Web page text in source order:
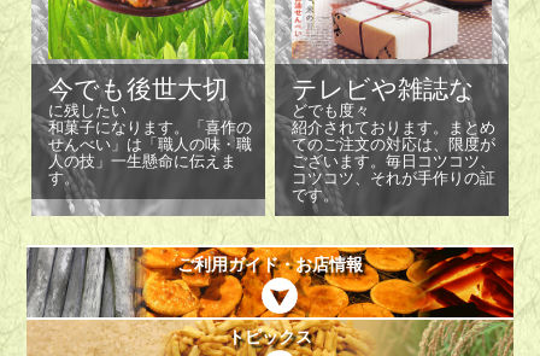
今でも後世大切
に残したい
和菓子になります。「喜作の
せんべい」は「職人の味・職
人の技」一生懸命に伝えま
す。
テレビや雑誌な
どでも度々
紹介されております。まとめ
てのご注文の対応は、限度が
ございます。毎日コツコツ、
コツコツ、それが手作りの証
です。
ご利用ガイド・お店情報
トピックス